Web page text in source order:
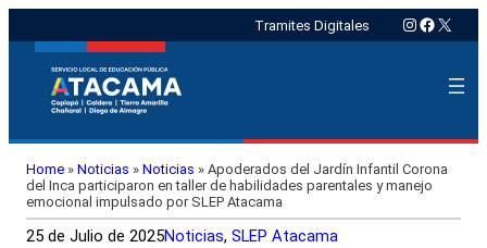
Tramites Digitales Instagram
X
Home » Noticias » Noticias » Apoderados del Jardín Infantil Corona
del Inca participaron en taller de habilidades parentales y manejo
emocional impulsado por SLEP Atacama
25 de Julio de 2025Noticias, SLEP Atacama